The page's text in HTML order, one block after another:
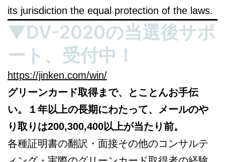
its jurisdiction the equal protection of the laws.
▼DV-2020の当選後サポ
ート、受付中！
https://jinken.com/win/
グリーンカード取得まで、とことんお手伝
い。１年以上の長期にわたって、メールのや
り取りは200,300,400以上が当たり前。
各種証明書の翻訳・面接その他のコンサルテ